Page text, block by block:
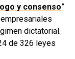
y consenso”
dictatorial.
de 326 leyes